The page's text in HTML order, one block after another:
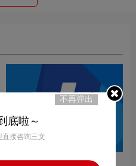
无人机LOGO设计-大疆创新
不再弹出
底啦～
接咨询三文